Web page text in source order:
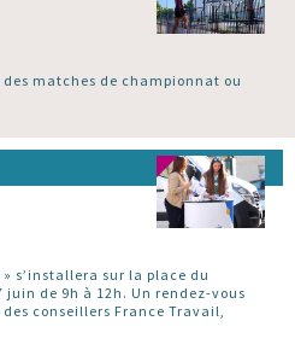
des matches de championnat ou
s’installera sur la place du
de 9h à 12h. Un rendez-vous
conseillers France Travail,